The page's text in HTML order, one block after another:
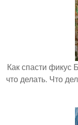
Как спасти фикус
что делать. Что